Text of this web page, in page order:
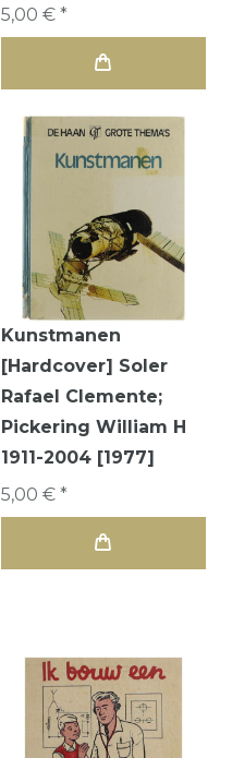
5,00 € *
Kunstmanen
[Hardcover] Soler
Rafael Clemente;
Pickering William H
1911-2004 [1977]
5,00 € *